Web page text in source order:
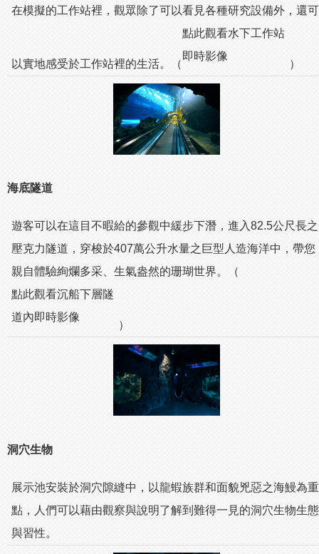
在模擬的工作站裡，觀眾除了可以看見各種研究設備外，還可
以實地感受於工作站裡的生活。（
點此觀看水下工作站
即時影像
）
海底隧道
遊客可以在這目不暇給的參觀中緩步下潛，進入82.5公尺長之
壓克力隧道，穿梭於407萬公升水量之巨型人造海洋中，帶您
親自體驗絢爛多采、生氣盎然的珊瑚世界。（
點此觀看沉船下層隧
道內即時影像
）
洞穴生物
展示池安裝於洞穴隙縫中，以龍蝦族群和面貌兇惡之海鰻為重
點，人們可以藉由觀察與說明了解到難得一見的洞穴生物生態
與習性。